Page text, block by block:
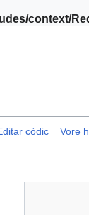
context/
còdic Vore